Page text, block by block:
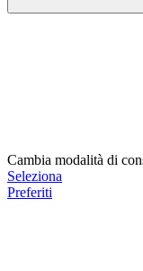
Cambia modalità di
Seleziona
Preferiti